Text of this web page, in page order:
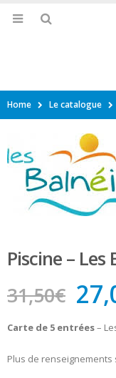
Home Le catalogue
Piscine –
31,50€ Le
Carte de 5 entrées–
Plus de renseignements